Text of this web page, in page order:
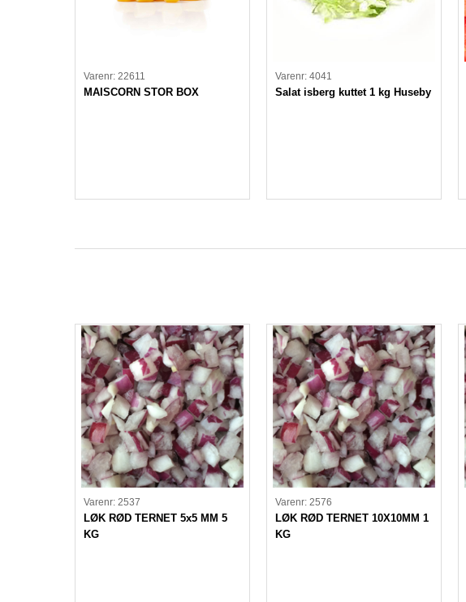
Varenr: 22611
MAISCORN STOR BOX
Varenr: 4041
Salat isberg kuttet 1 kg Huseby
Varenr: 2537
LØK RØD TERNET 5x5 MM 5
KG
Varenr: 2576
LØK RØD TERNET 10X10MM 1
KG